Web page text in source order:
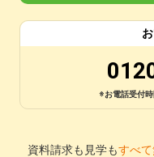
※お電話受付
資料請求も見学もすべ